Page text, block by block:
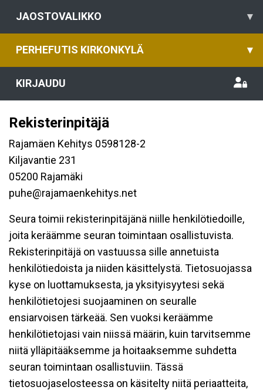
JAOSTOVALIKKO ▾
PERHEFUTIS KIRKONKYLÄ ▾
KIRJAUDU
Rekisterinpitäjä
Rajamäen Kehitys 0598128-2
Kiljavantie 231
05200 Rajamäki
puhe@rajamaenkehitys.net
Seura toimii rekisterinpitäjänä niille henkilötiedoille,
joita keräämme seuran toimintaan osallistuvista.
Rekisterinpitäjä on vastuussa sille annetuista
henkilötiedoista ja niiden käsittelystä. Tietosuojassa
kyse on luottamuksesta, ja yksityisyytesi sekä
henkilötietojesi suojaaminen on seuralle
ensiarvoisen tärkeää. Sen vuoksi keräämme
henkilötietojasi vain niissä määrin, kuin tarvitsemme
niitä ylläpitääksemme ja hoitaaksemme suhdetta
seuran toimintaan osallistuviin. Tässä
tietosuojaselosteessa on käsitelty niitä periaatteita,